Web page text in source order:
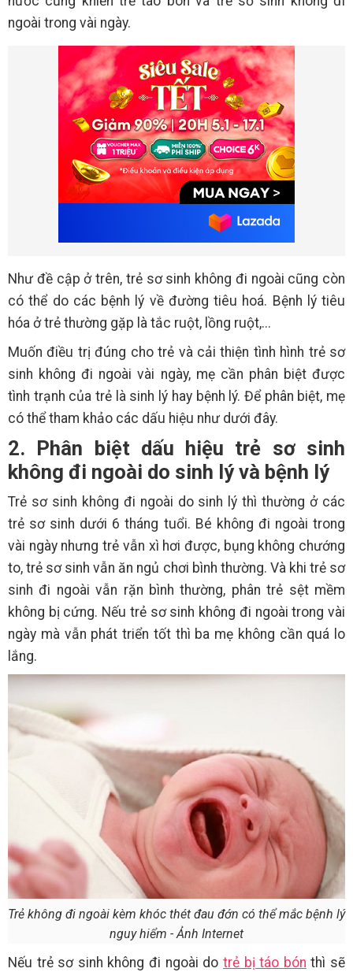
ngoài trong vài ngày.
Như đề cập ở trên, trẻ sơ sinh không đi ngoài cũng còn
có thể do các bệnh lý về đường tiêu hoá. Bệnh lý tiêu
hóa ở trẻ thường gặp là tắc ruột, lồng ruột,...
Muốn điều trị đúng cho trẻ và cải thiện tình hình trẻ sơ
sinh không đi ngoài vài ngày, mẹ cần phân biệt được
tình trạnh của trẻ là sinh lý hay bệnh lý. Để phân biệt, mẹ
có thể tham khảo các dấu hiệu như dưới đây.
2. Phân biệt dấu hiệu trẻ sơ sinh
không đi ngoài do sinh lý và bệnh lý
Trẻ sơ sinh không đi ngoài do sinh lý thì thường ở các
trẻ sơ sinh dưới 6 tháng tuổi. Bé không đi ngoài trong
vài ngày nhưng trẻ vẫn xì hơi được, bụng không chướng
to, trẻ sơ sinh vẫn ăn ngủ chơi bình thường. Và khi trẻ sơ
sinh đi ngoài vẫn rặn bình thường, phân trẻ sệt mềm
không bị cứng. Nếu trẻ sơ sinh không đi ngoài trong vài
ngày mà vẫn phát triển tốt thì ba mẹ không cần quá lo
lắng.
Trẻ không đi ngoài kèm khóc thét đau đớn có thể mắc bệnh lý
nguy hiểm - Ảnh Internet
Nếu trẻ sơ sinh không đi ngoài do trẻ bị táo bón thì sẽ